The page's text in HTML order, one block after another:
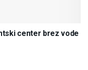
center brez vode